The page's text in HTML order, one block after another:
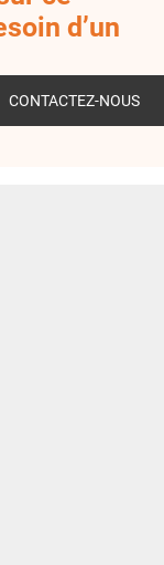
d’un
CONTACTEZ-NOUS